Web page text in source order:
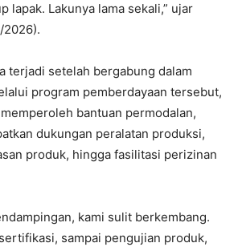
lapak. Lakunya lama sekali,” ujar
2026).
terjadi setelah bergabung dalam
program pemberdayaan tersebut,
bantuan permodalan,
dukungan peralatan produksi,
produk, hingga fasilitasi perizinan
kami sulit berkembang.
sampai pengujian produk,